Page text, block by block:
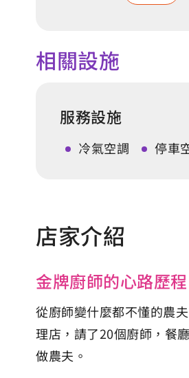
相關設施
服務設施
冷氣空調 停車
店家介紹
金牌廚師的心路歷程
從廚師變什麼都不懂的農
理店，請了20個廚師，餐
做農夫。